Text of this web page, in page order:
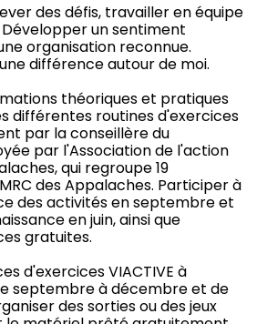
des défis, travailler en équipe
un sentiment
organisation reconnue.
différence autour de moi.
théoriques et pratiques
différentes routines d'exercices
par la conseillère du
par l'Association de l'action
qui regroupe 19
des Appalaches. Participer à
des activités en septembre et
en juin, ainsi que
gratuites.
d'exercices VIACTIVE à
septembre à décembre et de
des sorties ou des jeux